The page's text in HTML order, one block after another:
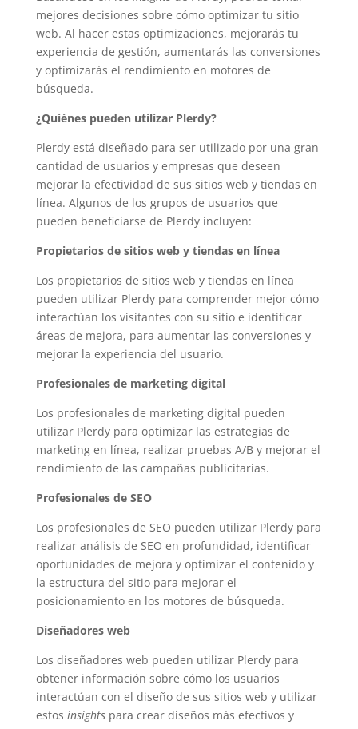
mejores decisiones sobre cómo optimizar tu sitio
web. Al hacer estas optimizaciones, mejorarás tu
experiencia de gestión, aumentarás las conversiones
y optimizarás el rendimiento en motores de
búsqueda.
¿Quiénes pueden utilizar Plerdy?
Plerdy está diseñado para ser utilizado por una gran
cantidad de usuarios y empresas que deseen
mejorar la efectividad de sus sitios web y tiendas en
línea. Algunos de los grupos de usuarios que
pueden beneficiarse de Plerdy incluyen:
Propietarios de sitios web y tiendas en línea
Los propietarios de sitios web y tiendas en línea
pueden utilizar Plerdy para comprender mejor cómo
interactúan los visitantes con su sitio e identificar
áreas de mejora, para aumentar las conversiones y
mejorar la experiencia del usuario.
Profesionales de marketing digital
Los profesionales de marketing digital pueden
utilizar Plerdy para optimizar las estrategias de
marketing en línea, realizar pruebas A/B y mejorar el
rendimiento de las campañas publicitarias.
Profesionales de SEO
Los profesionales de SEO pueden utilizar Plerdy para
realizar análisis de SEO en profundidad, identificar
oportunidades de mejora y optimizar el contenido y
la estructura del sitio para mejorar el
posicionamiento en los motores de búsqueda.
Diseñadores web
Los diseñadores web pueden utilizar Plerdy para
obtener información sobre cómo los usuarios
interactúan con el diseño de sus sitios web y utilizar
estos insightspara crear diseños más efectivos y